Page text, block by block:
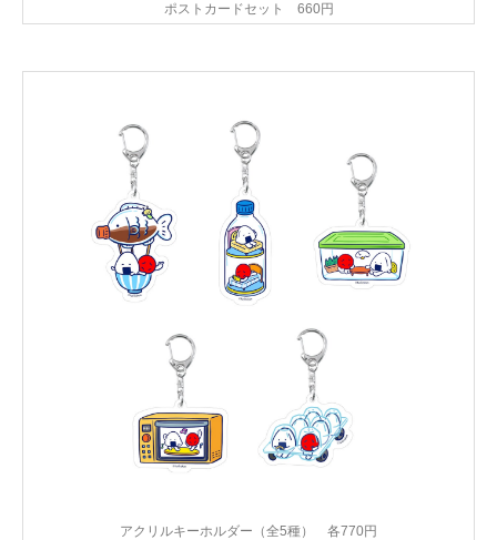
ポストカードセット 660円
アクリルキーホルダー（全5種） 各770円